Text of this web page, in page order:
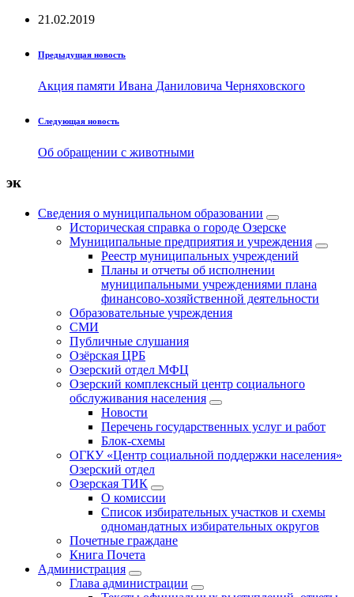
21.02.2019
Предыдущая новость
Акция памяти Ивана Даниловича Черняховского
Следующая новость
Об обращении с животными
эк
Сведения о муниципальном образовании
Историческая справка о городе Озерске
Муниципальные предприятия и учреждения
Реестр муниципальных учреждений
Планы и отчеты об исполнении
муниципальными учреждениями плана
финансово-хозяйственной деятельности
Образовательные учреждения
СМИ
Публичные слушания
Озёрская ЦРБ
Озерский отдел МФЦ
Озерский комплексный центр социального
обслуживания населения
Новости
Перечень государственных услуг и работ
Блок-схемы
ОГКУ «Центр социальной поддержки населения»
Озерский отдел
Озерская ТИК
О комиссии
Список избирательных участков и схемы
одномандатных избирательных округов
Почетные граждане
Книга Почета
Администрация
Глава администрации